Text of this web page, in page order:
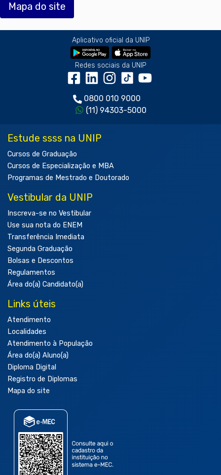
Mapa do site
Aplicativo oficial da UNIP
Redes sociais da UNIP
0800 010 9000
(11) 94303-5000
Estude ssss na UNIP
Cursos de Graduação
Cursos de Especialização e MBA
Programas de Mestrado e Doutorado
Vestibular da UNIP
Inscreva-se no Vestibular
Use sua nota do ENEM
Transferência Imediata
Segunda Graduação
Bolsas e Descontos
Regulamentos
Área do(a) Candidato(a)
Links úteis
Atendimento
Localidades
Atendimento à População
Área do(a) Aluno(a)
Diploma Digital
Registro de Diplomas
Mapa do site